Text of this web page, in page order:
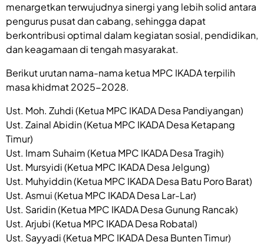
menargetkan terwujudnya sinergi yang lebih solid antara
pengurus pusat dan cabang, sehingga dapat
berkontribusi optimal dalam kegiatan sosial, pendidikan,
dan keagamaan di tengah masyarakat.
Berikut urutan nama-nama ketua MPC IKADA terpilih
masa khidmat 2025-2028.
Ust. Moh. Zuhdi (Ketua MPC IKADA Desa Pandiyangan)
Ust. Zainal Abidin (Ketua MPC IKADA Desa Ketapang
Timur)
Ust. Imam Suhaim (Ketua MPC IKADA Desa Tragih)
Ust. Mursyidi (Ketua MPC IKADA Desa Jelgung)
Ust. Muhyiddin (Ketua MPC IKADA Desa Batu Poro Barat)
Ust. Asmui (Ketua MPC IKADA Desa Lar-Lar)
Ust. Saridin (Ketua MPC IKADA Desa Gunung Rancak)
Ust. Arjubi (Ketua MPC IKADA Desa Robatal)
Ust. Sayyadi (Ketua MPC IKADA Desa Bunten Timur)